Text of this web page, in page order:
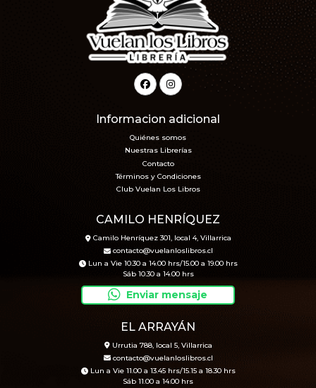
Informacion adicional
Quiénes somos
Nuestras Librerías
Contacto
Términos y Condiciones
Club Vuelan Los Libros
CAMILO HENRÍQUEZ
Camilo Henríquez 301, local 4, Villarrica
contacto@vuelanloslibros.cl
Lun a Vie 10.30 a 14.00 hrs/15.00 a 19.00 hrs
Sáb 10.30 a 14.00 hrs
Enviar mensaje
EL ARRAYÁN
Urrutia 788, local 5, Villarrica
contacto@vuelanloslibros.cl
Lun a Vie 11.00 a 13.45 hrs/15.15 a 18.30 hrs
Sáb 11.00 a 14.00 hrs